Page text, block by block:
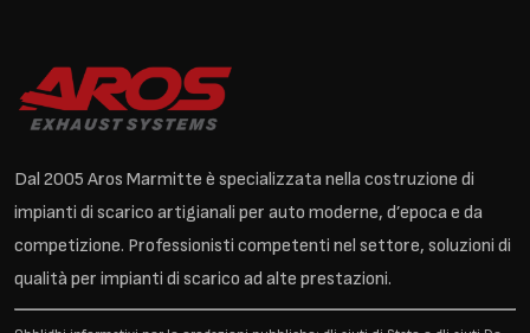
Dal 2005 Aros Marmitte è specializzata nella costruzione di
impianti di scarico artigianali per auto moderne, d’epoca e da
competizione. Professionisti competenti nel settore, soluzioni di
qualità per impianti di scarico ad alte prestazioni.